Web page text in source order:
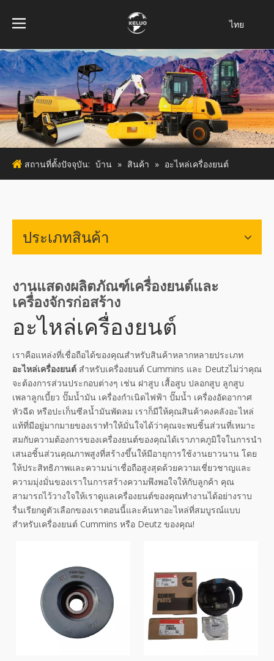
ไทย
Bahasa
indonesia
Türk dili
Italiano
Deutsch
Português
Español
English
สถานที่ตั้งปัจจุบัน: บ้าน » สินค้า » อะไหล่เครื่องยนต์
ประเภทสินค้า
งานแสดงผลิตภัณฑ์เครื่องยนต์และ
เครื่องจักรก่อสร้าง
อะไหล่เครื่องยนต์
เราคือแหล่งที่เชื่อถือได้ของคุณสำหรับสินค้าหลากหลายประเภท
อะไหล่เครื่องยนต์ สำหรับเครื่องยนต์ Cummins และ Deutzไม่ว่าคุณ
จะต้องการส่วนประกอบต่างๆ เช่น ฝาสูบ เสื้อสูบ ปลอกสูบ ลูกสูบ
เพลาลูกเบี้ยว ปั๊มน้ำมัน เครื่องกำเนิดไฟฟ้า ปั๊มน้ำ เครื่องอัดอากาศ
หัวฉีด หรือปะเก็นซีลน้ำมันพัดลม เราก็มีให้คุณสินค้าคงคลังอะไหล่
แท้ที่มีอยู่มากมายของเราทำให้มั่นใจได้ว่าคุณจะพบชิ้นส่วนที่เหมาะ
สมกับความต้องการของเครื่องยนต์ของคุณได้เราภาคภูมิใจในการนำ
เสนอชิ้นส่วนคุณภาพสูงที่สร้างขึ้นให้มีอายุการใช้งานยาวนาน โดย
ให้ประสิทธิภาพและความน่าเชื่อถือสูงสุดด้วยความเชี่ยวชาญและ
ความมุ่งมั่นของเราในการสร้างความพึงพอใจให้กับลูกค้า คุณ
สามารถไว้วางใจให้เราดูแลเครื่องยนต์ของคุณทำงานได้อย่างราบ
รื่นเรียกดูตัวเลือกของเราตอนนี้และค้นหาอะไหล่ที่สมบูรณ์แบบ
สำหรับเครื่องยนต์ Cummins หรือ Deutz ของคุณ!